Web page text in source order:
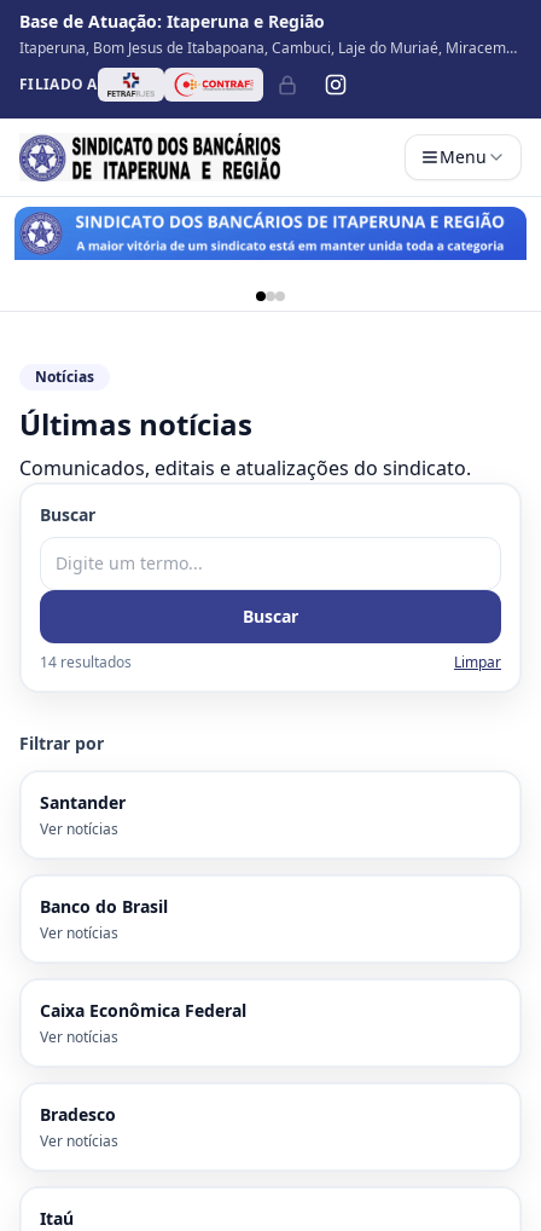
Base de Atuação: Itaperuna e Região
Itaperuna, Bom Jesus de Itabapoana, Cambuci, Laje do Muriaé, Miracema,
Natividade, Porciúncula, São José de Ubá, Santo Antônio de Pádua, Varre
Sai
FILIADO A
Menu
Notícias
Últimas notícias
Comunicados, editais e atualizações do sindicato.
Buscar
Buscar
14 resultados Limpar
Filtrar por
Santander
Ver notícias
Banco do Brasil
Ver notícias
Caixa Econômica Federal
Ver notícias
Bradesco
Ver notícias
Itaú